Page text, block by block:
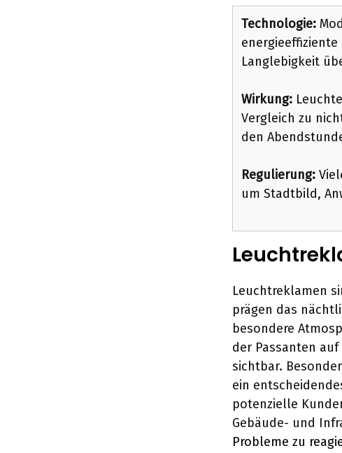
Technologie:
energieeffiziente
Langlebigkeit
Wirkung:
Vergleich zu
den
Regulierung:
um Stadtbild,
Leuchtreklamen
prägen das
besondere
der Passanten
sichtbar.
ein
potenzielle
Gebäude- und
Probleme zu